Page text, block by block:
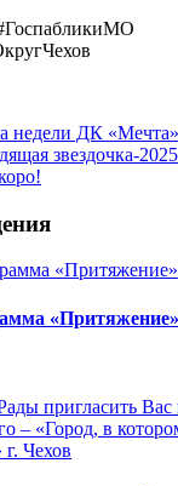
недели ДК
звездочка-